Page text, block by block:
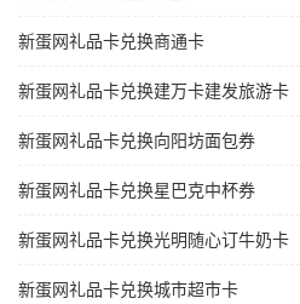
新蛋网礼品卡兑换商通卡
新蛋网礼品卡兑换建万卡建发旅游卡
新蛋网礼品卡兑换向阳坊面包券
新蛋网礼品卡兑换星巴克中杯券
新蛋网礼品卡兑换光明随心订牛奶卡
新蛋网礼品卡兑换城市超市卡